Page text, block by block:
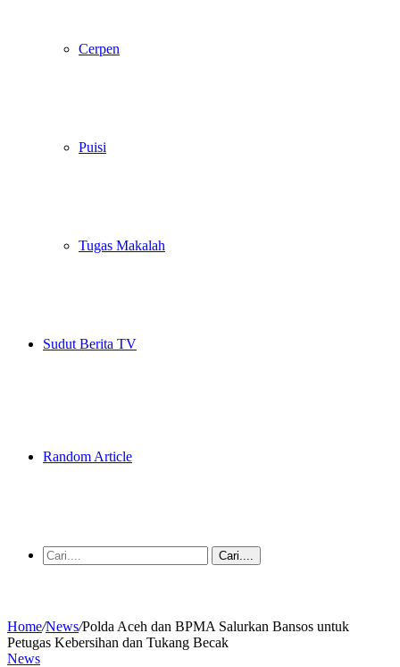
Cerpen
Puisi
Tugas Makalah
Sudut Berita TV
Random Article
Cari....
Home/News/Polda Aceh dan BPMA Salurkan Bansos untuk
Petugas Kebersihan dan Tukang Becak
News